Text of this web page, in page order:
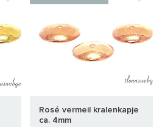
Rosé vermeil kralenkapje
ca. 4mm